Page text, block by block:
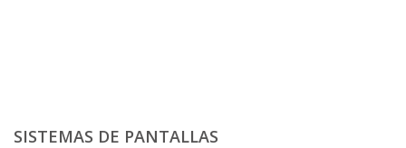
SISTEMAS DE PANTALLAS